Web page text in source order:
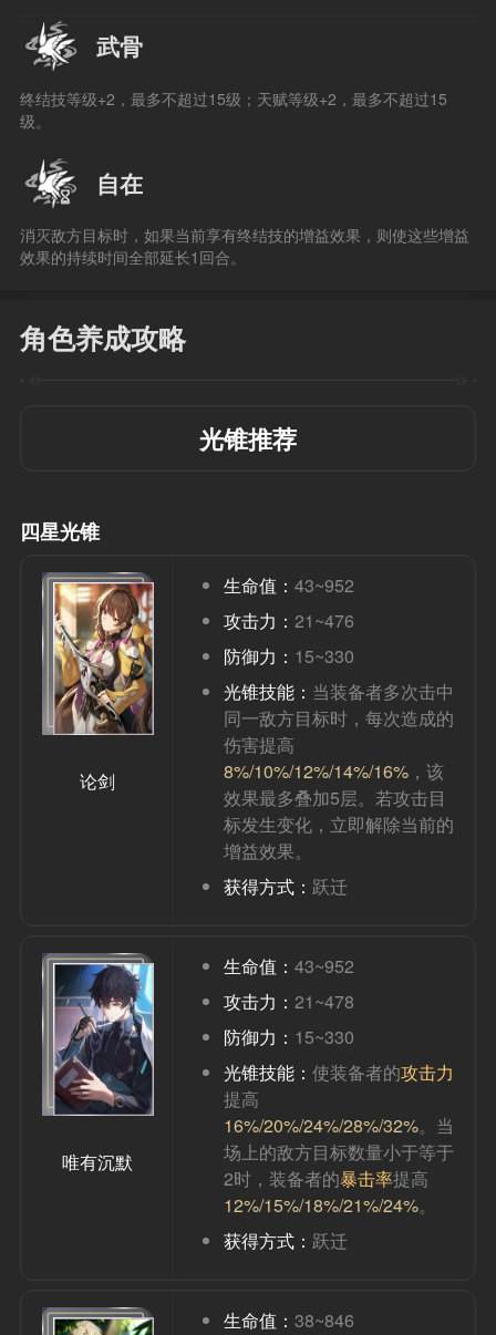
武骨
终结技等级+2，最多不超过15级；天赋等级+2，最多不超过15
级。
自在
消灭敌方目标时，如果当前享有终结技的增益效果，则使这些增益
效果的持续时间全部延长1回合。
角色养成攻略
光锥推荐
四星光锥
论剑
生命值：43~952
攻击力：21~476
防御力： 15~330
光锥技能： 当装备者多次击中
同一敌方目标时，每次造成的
伤害提高
8%/10%/12%/14%/16% ，该
效果最多叠加5层。若攻击目
标发生变化，立即解除当前的
增益效果。
获得方式： 跃迁
唯有沉默
生命值：43~952
攻击力：21~478
防御力： 15~330
光锥技能：使装备者的攻击力
提高
16%/20%/24%/28%/32%。当
场上的敌方目标数量小于等于
2时，装备者的暴击率提高
12%/15%/18%/21%/24%。
获得方式： 跃迁
生命值：38~846